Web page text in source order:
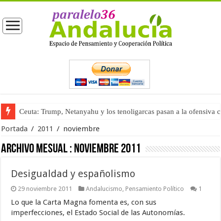
Ceuta: Trump, Netanyahu y los tenoligarcas pasan a la ofensiva
Portada / 2011 / noviembre
Archivo mesual : noviembre 2011
Desigualdad y españolismo
29 noviembre 2011 Andalucismo, Pensamiento Político 1
Lo que la Carta Magna fomenta es, con sus
imperfecciones, el Estado Social de las Autonomías.